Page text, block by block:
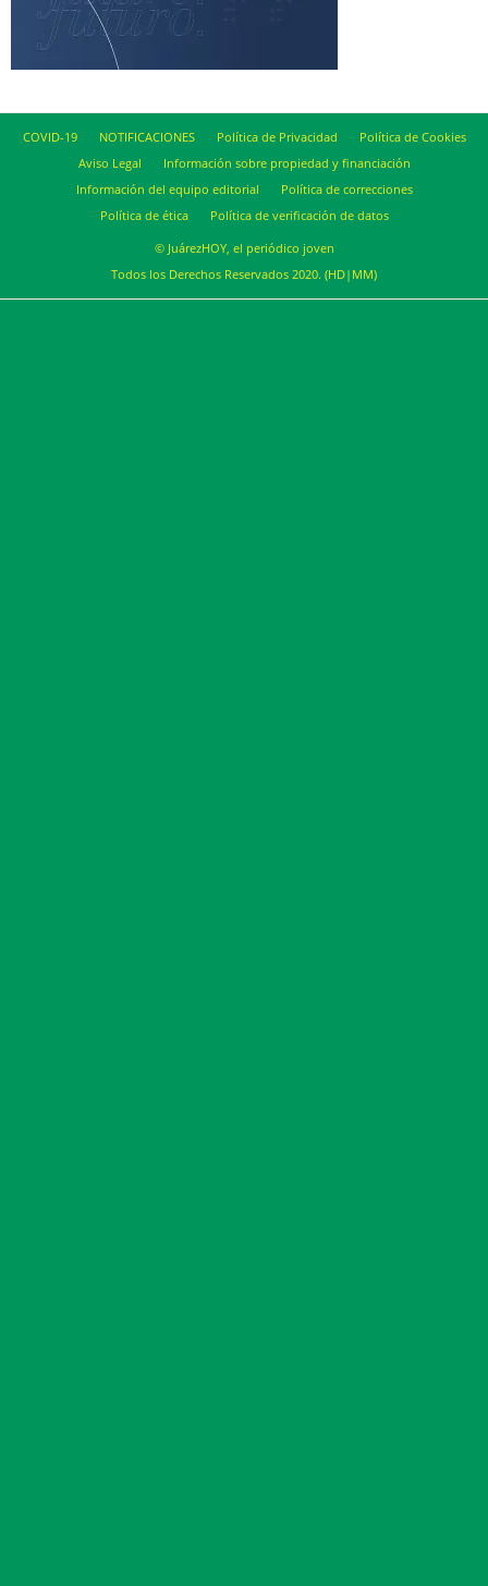
COVID-19 NOTIFICACIONES Política de Privacidad
Política de Cookies
Aviso Legal
Información sobre propiedad y financiación
Información del equipo editorial
Política de correcciones
Política de ética
Política de verificación de datos
© JuárezHOY, el periódico joven
Todos los Derechos Reservados 2020. (HD|MM)